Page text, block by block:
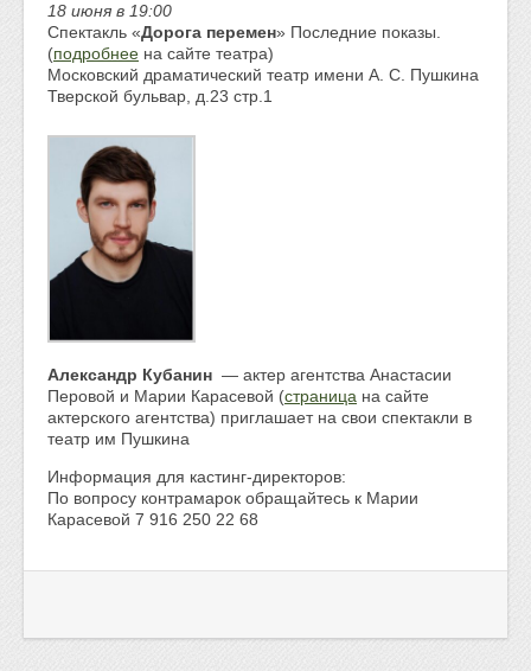
18 июня в 19:00
Спектакль «Дорога перемен» Последние показы.
(подробнее на сайте театра)
Московский драматический театр имени А. С. Пушкина
Тверской бульвар, д.23 стр.1
Александр Кубанин — актер агентства Анастасии
Перовой и Марии Карасевой (страница на сайте
актерского агентства) приглашает на свои спектакли в
театр им Пушкина
Информация для кастинг-директоров:
По вопросу контрамарок обращайтесь к Марии
Карасевой 7 916 250 22 68